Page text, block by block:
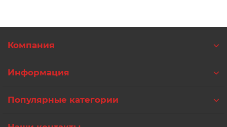
Компания
Информация
Популярные категории